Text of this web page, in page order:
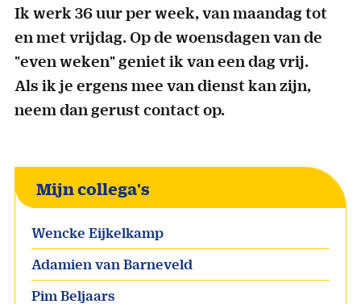
Ik werk 36 uur per week, van maandag tot
en met vrijdag. Op de woensdagen van de
"even weken" geniet ik van een dag vrij.
Als ik je ergens mee van dienst kan zijn,
neem dan gerust contact op.
Mijn collega's
Wencke Eijkelkamp
Adamien van Barneveld
Pim Beljaars